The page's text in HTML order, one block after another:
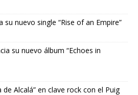
nuevo single “Rise of an Empire”
su nuevo álbum “Echoes in
de Alcalá” en clave rock con el Puig